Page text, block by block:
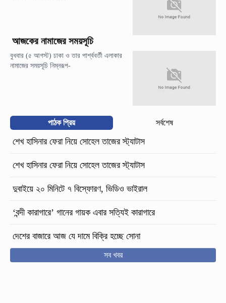
আজকের নামাজের সময়সূচি
বুধবার (৫ আগস্ট) ঢাকা ও তার পার্শ্ববর্তী এলাকার
নামাজের সময়সূচি নিম্নরূপ-
পাঠক প্রিয় সর্বশেষ
শেখ হাসিনার ফেরা নিয়ে সোহেল তাজের স্ট্যাটাস
শেখ হাসিনার ফেরা নিয়ে সোহেল তাজের স্ট্যাটাস
দুবাইয়ে ২০ মিনিটে ৭ বিস্ফোরণ, ভিডিও ভাইরাল
‘বন্দী কারাগারে’ গানের গায়ক এবার সত্যিই কারাগারে
দেশের বাজারে আজ যে দামে বিক্রি হচ্ছে সোনা
সব খবর